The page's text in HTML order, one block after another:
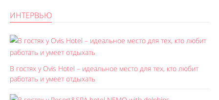
ИНТЕРВЬЮ
В гостях у Ovis Hotel – идеальное место для тех, кто любит
работать и умеет отдыхать